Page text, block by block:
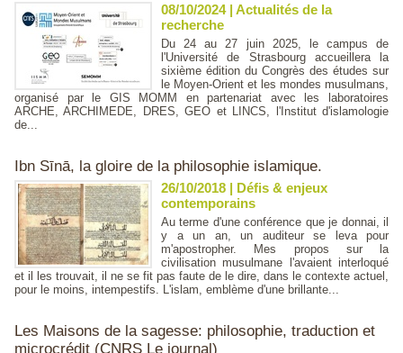
08/10/2024| Actualités de la
recherche
Du 24 au 27 juin 2025, le campus de
l'Université de Strasbourg accueillera la
sixième édition du Congrès des études sur
le Moyen-Orient et les mondes musulmans,
organisé par le GIS MOMM en partenariat avec les laboratoires
ARCHE, ARCHIMEDE, DRES, GEO et LINCS, l'Institut d'islamologie
de...
Ibn Sīnā, la gloire de la philosophie islamique.
26/10/2018 | Défis & enjeux
contemporains
Au terme d'une conférence que je donnai, il
y a un an, un auditeur se leva pour
m'apostropher. Mes propos sur la
civilisation musulmane l'avaient interloqué
et il les trouvait, il ne se fit pas faute de le dire, dans le contexte actuel,
pour le moins, intempestifs. L'islam, emblème d'une brillante...
Les Maisons de la sagesse: philosophie, traduction et
microcrédit (CNRS Le journal)